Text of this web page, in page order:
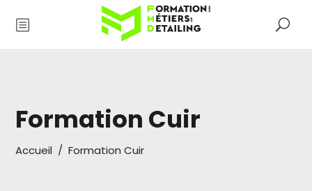
Formation Cuir
Accueil /Formation Cuir